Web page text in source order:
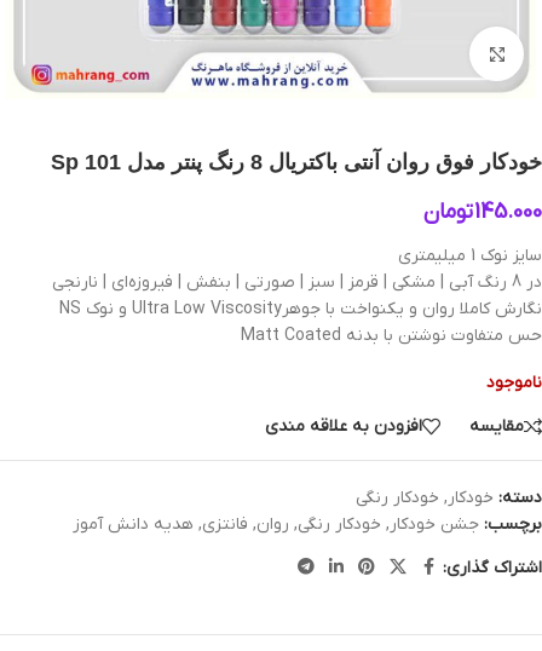
بزرگنمایی تصویر
خودکار فوق روان آنتی باکتریال 8 رنگ پنتر مدل Sp 101
145.000تومان
سایز نوک 1 میلیمتری
در 8 رنگ آبی | مشکی | قرمز | سبز | صورتی | بنفش | فیروزه‌ای | نارنجی
نگارش کاملا روان و یکنواخت با جوهرUltra Low Viscosity و نوک NS
حس متفاوت نوشتن با بدنه Matt Coated
ناموجود
مقایسه
افزودن به علاقه مندی
دسته: خودکار, خودکار رنگی
برچسب: جشن خودکار, خودکار رنگی, روان, فانتزی, هدیه دانش آموز
اشتراک گذاری: